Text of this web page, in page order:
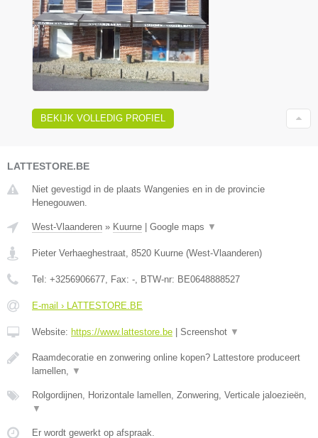
BEKIJK VOLLEDIG PROFIEL
LATTESTORE.BE
Niet gevestigd in de plaats Wangenies en in de provincie
Henegouwen.
West-Vlaanderen » Kuurne Google maps ▼
Pieter Verhaeghestraat, 8520 Kuurne (West-Vlaanderen)
Tel: +3256906677, Fax: -, BTW-nr: BE0648888527
E-mail › LATTESTORE.BE
Website: https://www.lattestore.be Screenshot ▼
Raamdecoratie en zonwering online kopen? Lattestore produceert
lamellen, ▼
Rolgordijnen, Horizontale lamellen, Zonwering, Verticale jaloezieën,
▼
Er wordt gewerkt op afspraak.